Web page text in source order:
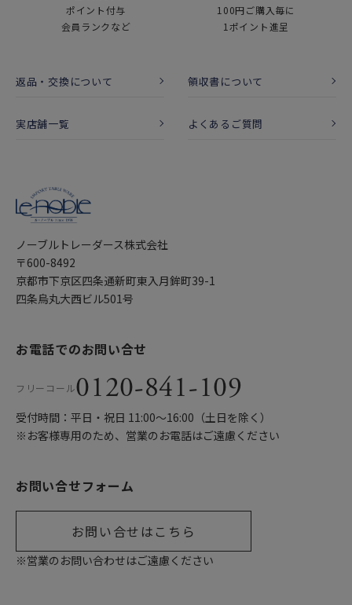
ポイント付与
会員ランクなど
100円ご購入毎に
1ポイント進呈
返品・交換について 領収書について
実店舗一覧 よくあるご質問
ノーブルトレーダース株式会社
〒600-8492
京都市下京区四条通新町東入月鉾町39-1
四条烏丸大西ビル501号
お電話でのお問い合せ
フリーコール0120-841-109
受付時間：平日・祝日 11:00〜16:00（土日を除く）
※お客様専用のため、営業のお電話はご遠慮ください
お問い合せフォーム
お問い合せはこちら
※営業のお問い合わせはご遠慮ください